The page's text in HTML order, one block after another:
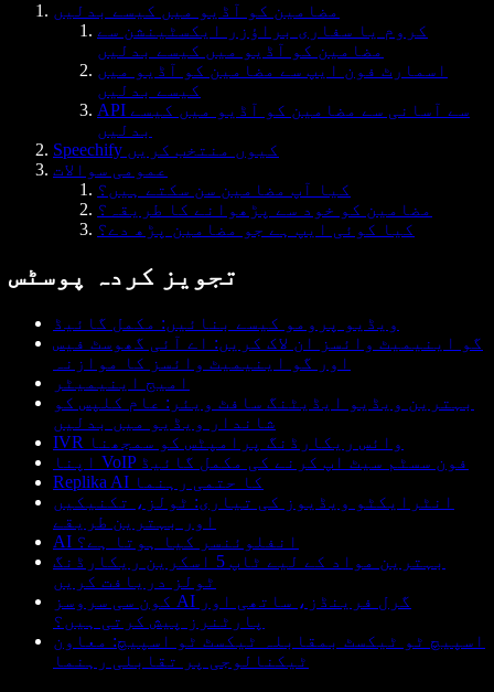
مضامین کو آڈیو میں کیسے بدلیں
کروم یا سفاری براؤزر ایکسٹینشن سے
مضامین کو آڈیو میں کیسے بدلیں
اسمارٹ فون ایپ سے مضامین کو آڈیو میں
کیسے بدلیں
API سے آسانی سے مضامین کو آڈیو میں کیسے
بدلیں
Speechify کیوں منتخب کریں
عمومی سوالات
کیا آپ مضامین سن سکتے ہیں؟
مضامین کو خود سے پڑھوانے کا طریقہ؟
کیا کوئی ایپ ہے جو مضامین پڑھ دے؟
تجویز کردہ پوسٹس
ویڈیو پرومو کیسے بنائیں: مکمل گائیڈ
گو اینیمیٹ وائسز ان لاک کریں: اے آئی گھوسٹ فیس
اور گو اینیمیٹ وائسز کا موازنہ
امیج اینیمیٹر
بہترین ویڈیو ایڈیٹنگ سافٹ ویئر: عام کلپس کو
شاندار ویڈیو میں بدلیں
IVR وائس ریکارڈنگ پرامپٹس کو سمجھنا
اپنا VoIP فون سسٹم سیٹ اپ کرنے کی مکمل گائیڈ
Replika AI کا حتمی رہنما
انٹرایکٹو ویڈیوز کی تیاری: ٹولز، تکنیکیں
اور بہترین طریقے
AI انفلوئنسر کیا ہوتا ہے؟
بہترین مواد کے لیے ٹاپ 5 اسکرین ریکارڈنگ
ٹولز دریافت کریں
کون سی سروسز AI گرل فرینڈز، ساتھی اور
پارٹنرز پیش کرتی ہیں؟
اسپیچ ٹو ٹیکسٹ بمقابلہ ٹیکسٹ ٹو اسپیچ: معاون
ٹیکنالوجی پر تقابلی رہنما